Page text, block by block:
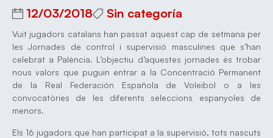
12/03/2018 Sin categoría
Vuit jugadors catalans han passat aquest cap de setmana per
les Jornades de control i supervisió masculines que s’han
celebrat a Palència. L’objectiu d’aquestes jornades és trobar
nous valors que puguin entrar a la Concentració Permanent
de la Real Federación Española de Voleibol o a les
convocatòries de les diferents seleccions espanyoles de
menors.
Els 16 jugadors que han participat a la supervisió, tots nascuts